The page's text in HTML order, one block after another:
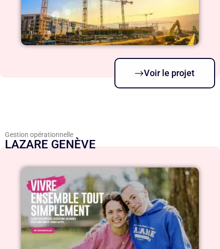
Voir le projet
Gestion opérationnelle
LAZARE GENÈVE